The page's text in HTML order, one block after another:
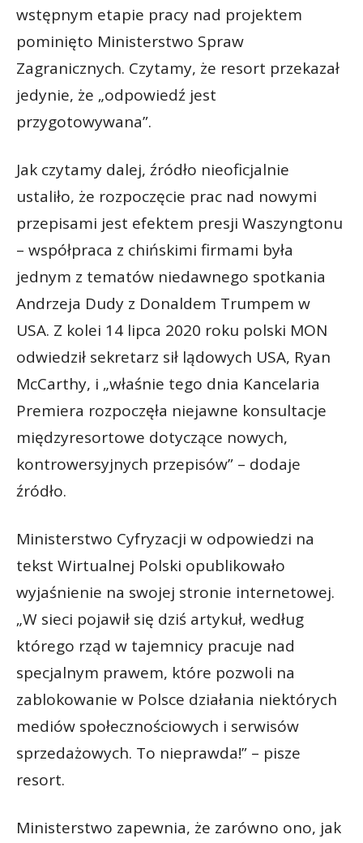
wstępnym etapie pracy nad projektem
pominięto Ministerstwo Spraw
Zagranicznych. Czytamy, że resort przekazał
jedynie, że „odpowiedź jest
przygotowywana”.
Jak czytamy dalej, źródło nieoficjalnie
ustaliło, że rozpoczęcie prac nad nowymi
przepisami jest efektem presji Waszyngtonu
– współpraca z chińskimi firmami była
jednym z tematów niedawnego spotkania
Andrzeja Dudy z Donaldem Trumpem w
USA. Z kolei 14 lipca 2020 roku polski MON
odwiedził sekretarz sił lądowych USA, Ryan
McCarthy, i „właśnie tego dnia Kancelaria
Premiera rozpoczęła niejawne konsultacje
międzyresortowe dotyczące nowych,
kontrowersyjnych przepisów” – dodaje
źródło.
Ministerstwo Cyfryzacji w odpowiedzi na
tekst Wirtualnej Polski opublikowało
wyjaśnienie na swojej stronie internetowej.
„W sieci pojawił się dziś artykuł, według
którego rząd w tajemnicy pracuje nad
specjalnym prawem, które pozwoli na
zablokowanie w Polsce działania niektórych
mediów społecznościowych i serwisów
sprzedażowych. To nieprawda!” – pisze
resort.
Ministerstwo zapewnia, że zarówno ono, jak